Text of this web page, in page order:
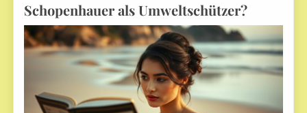
Schopenhauer als Umweltschützer?